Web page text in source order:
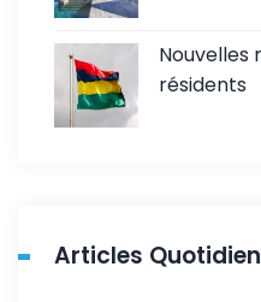
Nouvelles
résidents
Articles